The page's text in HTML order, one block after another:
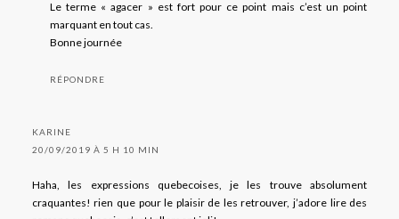
Le terme « agacer » est fort pour ce point mais c’est un point
marquant en tout cas.
Bonne journée
RÉPONDRE
KARINE
20/09/2019 À 5 H 10 MIN
Haha, les expressions quebecoises, je les trouve absolument
craquantes! rien que pour le plaisir de les retrouver, j’adore lire des